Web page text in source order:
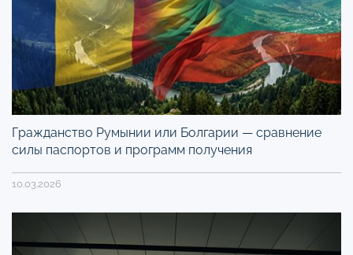
Гражданство Румынии или Болгарии — сравнение
силы паспортов и программ получения
10.03.2026